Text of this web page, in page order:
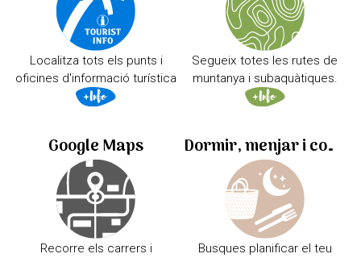
Localitza tots els punts i
oficines d'informació turística
Segueix totes les rutes de
muntanya i subaquàtiques.
Google Maps
Recorre els carrers i
Dormir, menjar i comprar
Busques planificar el teu